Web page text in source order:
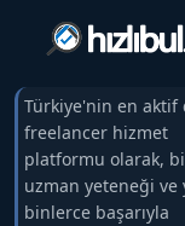
Türkiye'nin en aktif
freelancer hizmet
platformu olarak,
uzman yeteneği ve
binlerce başarıyla